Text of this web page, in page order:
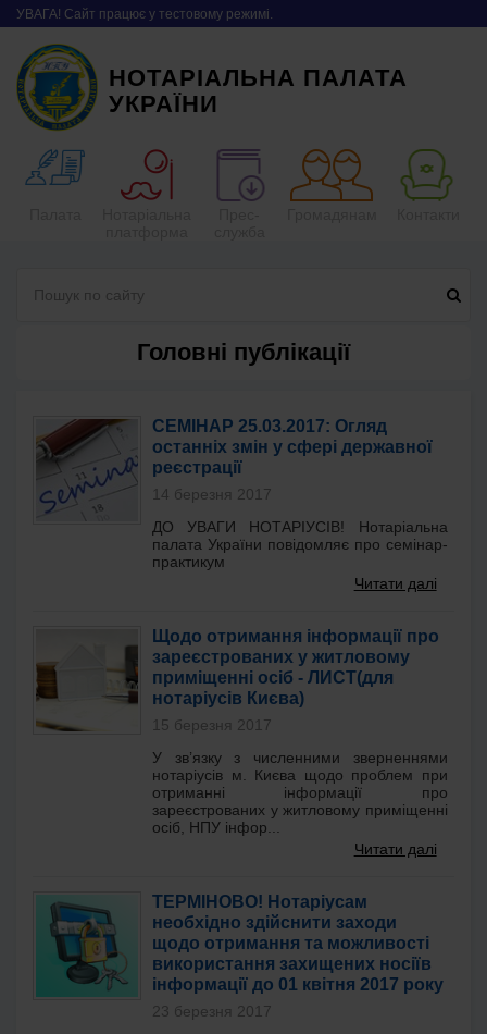
УВАГА! Сайт працює у тестовому режимі.
НОТАРІАЛЬНА ПАЛАТА
УКРАЇНИ
Головні публікації
СЕМІНАР 25.03.2017: Огляд
останніх змін у сфері державної
реєстрації
14 березня 2017
ДО УВАГИ НОТАРІУСІВ! Нотаріальна
палата України повідомляє про семінар-
практикум
Читати далі
Щодо отримання інформації про
зареєстрованих у житловому
приміщенні осіб - ЛИСТ(для
нотаріусів Києва)
15 березня 2017
У зв’язку з численними зверненнями
нотаріусів м. Києва щодо проблем при
отриманні інформації про
зареєстрованих у житловому приміщенні
осіб, НПУ інфор...
Читати далі
ТЕРМІНОВО! Нотаріусам
необхідно здійснити заходи
щодо отримання та можливості
використання захищених носіїв
інформації до 01 квітня 2017 року
23 березня 2017